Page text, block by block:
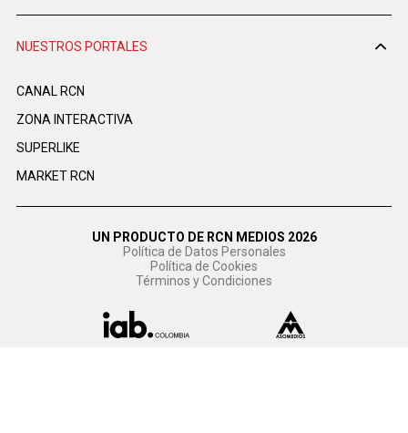
NUESTROS PORTALES
CANAL RCN
ZONA INTERACTIVA
SUPERLIKE
MARKET RCN
UN PRODUCTO DE RCN MEDIOS 2026
Política de Datos Personales
Política de Cookies
Términos y Condiciones